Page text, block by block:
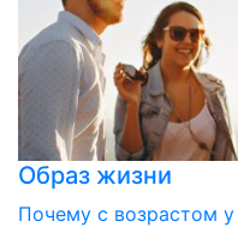
Образ жизни
Почему с возрастом